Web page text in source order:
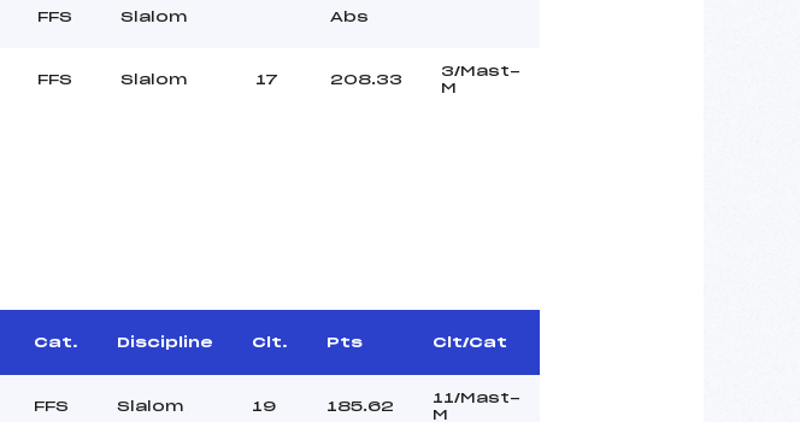
FFS Slalom Abs
FFS Slalom 17 208.33
3/Mast-
M
Cat. Discipline Clt. Pts Clt/Cat
FFS Slalom 19 185.62
11/Mast-
M